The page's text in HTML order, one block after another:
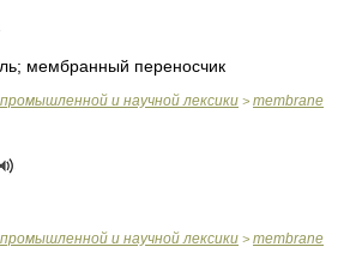
мембранный переносчик
и научной лексики > membrane
и научной лексики > membrane